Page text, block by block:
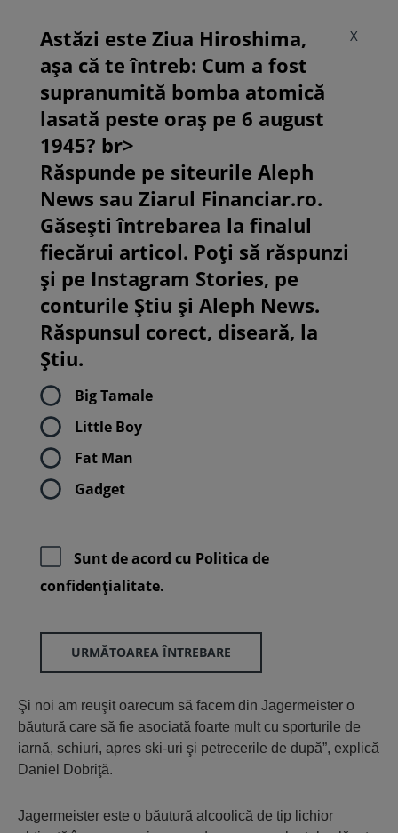
X
Astăzi este Ziua Hiroshima,
așa că te întreb: Cum a fost
supranumită bomba atomică
lasată peste oraș pe 6 august
1945? br>
Răspunde pe siteurile Aleph
News sau Ziarul Financiar.ro.
Găsești întrebarea la finalul
fiecărui articol. Poți să răspunzi
și pe Instagram Stories, pe
conturile Știu și Aleph News.
Răspunsul corect, diseară, la
Știu.
Big Tamale
Little Boy
Fat Man
Gadget
Sunt de acord cu Politica de
confidenţialitate.
URMĂTOAREA ÎNTREBARE
Şi noi am reuşit oarecum să facem din Jagermeister o
băutură care să fie asociată foarte mult cu sporturile de
iarnă, schiuri, apres ski-uri şi petrecerile de după”, explică
Daniel Dobriţă.
Jagermeister este o băutură alcoolică de tip lichior